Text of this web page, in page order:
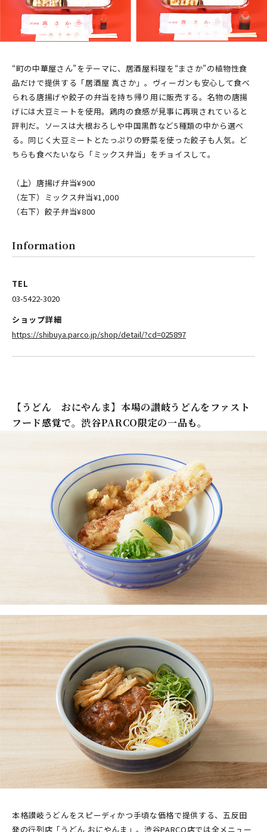
“町の中華屋さん”をテーマに、居酒屋料理を“まさか”の植物性食
品だけで提供する「居酒屋 真さか」。ヴィーガンも安心して食べ
られる唐揚げや餃子の弁当を持ち帰り用に販売する。名物の唐揚
げには大豆ミートを使用。鶏肉の食感が見事に再現されていると
評判だ。ソースは大根おろしや中国黒酢など5種類の中から選べ
る。同じく大豆ミートとたっぷりの野菜を使った餃子も人気。ど
ちらも食べたいなら「ミックス弁当」をチョイスして。
（上）唐揚げ弁当¥900
（左下）ミックス弁当¥1,000
（右下）餃子弁当¥800
Information
TEL
03-5422-3020
ショップ詳細
https://shibuya.parco.jp/shop/detail/?cd=025897
【うどん おにやんま】本場の讃岐うどんをファスト
フード感覚で。渋谷PARCO限定の一品も。
本格讃岐うどんをスピーディかつ手頃な価格で提供する、五反田
発の行列店「うどん おにやんま」。渋谷PARCO店では全メニュー